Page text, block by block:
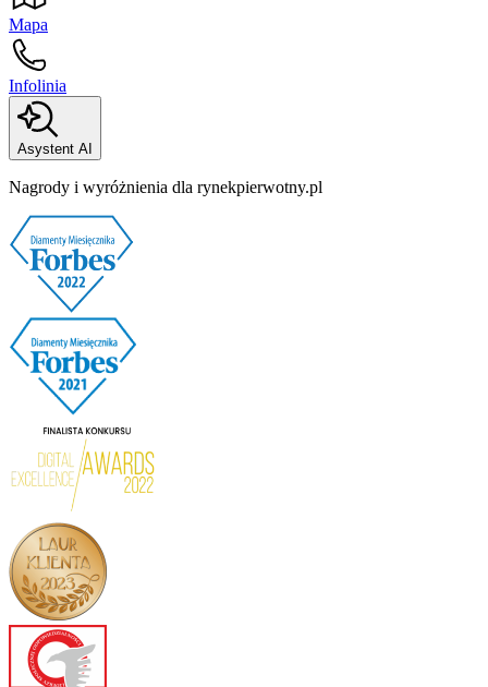
Mapa
Infolinia
Asystent AI
Nagrody i wyróżnienia dla rynekpierwotny.pl